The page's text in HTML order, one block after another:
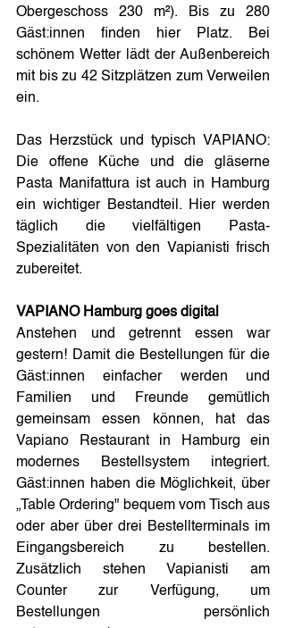
Obergeschoss 230 m²). Bis zu 280
Gäst:innen finden hier Platz. Bei
schönem Wetter lädt der Außenbereich
mit bis zu 42 Sitzplätzen zum Verweilen
ein.
Das Herzstück und typisch VAPIANO:
Die offene Küche und die gläserne
Pasta Manifattura ist auch in Hamburg
ein wichtiger Bestandteil. Hier werden
täglich die vielfältigen Pasta-
Spezialitäten von den Vapianisti frisch
zubereitet.
VAPIANO Hamburg goes digital
Anstehen und getrennt essen war
gestern! Damit die Bestellungen für die
Gäst:innen einfacher werden und
Familien und Freunde gemütlich
gemeinsam essen können, hat das
Vapiano Restaurant in Hamburg ein
modernes Bestellsystem integriert.
Gäst:innen haben die Möglichkeit, über
„Table Ordering" bequem vom Tisch aus
oder aber über drei Bestellterminals im
Eingangsbereich zu bestellen.
Zusätzlich stehen Vapianisti am
Counter zur Verfügung, um
Bestellungen persönlich